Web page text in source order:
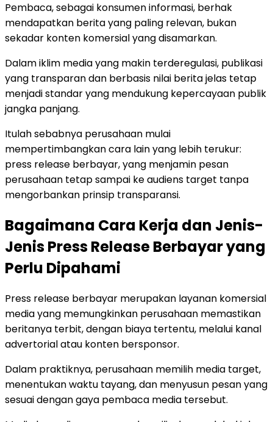
Pembaca, sebagai konsumen informasi, berhak
mendapatkan berita yang paling relevan, bukan
sekadar konten komersial yang disamarkan.
Dalam iklim media yang makin terderegulasi, publikasi
yang transparan dan berbasis nilai berita jelas tetap
menjadi standar yang mendukung kepercayaan publik
jangka panjang.
Itulah sebabnya perusahaan mulai
mempertimbangkan cara lain yang lebih terukur:
press release berbayar, yang menjamin pesan
perusahaan tetap sampai ke audiens target tanpa
mengorbankan prinsip transparansi.
Bagaimana Cara Kerja dan Jenis-
Jenis Press Release Berbayar yang
Perlu Dipahami
Press release berbayar merupakan layanan komersial
media yang memungkinkan perusahaan memastikan
beritanya terbit, dengan biaya tertentu, melalui kanal
advertorial atau konten bersponsor.
Dalam praktiknya, perusahaan memilih media target,
menentukan waktu tayang, dan menyusun pesan yang
sesuai dengan gaya pembaca media tersebut.